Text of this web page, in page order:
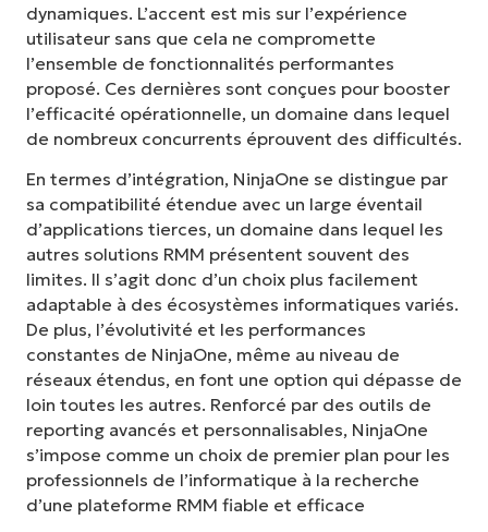
dynamiques. L’accent est mis sur l’expérience
utilisateur sans que cela ne compromette
l’ensemble de fonctionnalités performantes
proposé. Ces dernières sont conçues pour booster
l’efficacité opérationnelle, un domaine dans lequel
de nombreux concurrents éprouvent des difficultés.
En termes d’intégration, NinjaOne se distingue par
sa compatibilité étendue avec un large éventail
d’applications tierces, un domaine dans lequel les
autres solutions RMM présentent souvent des
limites. Il s’agit donc d’un choix plus facilement
adaptable à des écosystèmes informatiques variés.
De plus, l’évolutivité et les performances
constantes de NinjaOne, même au niveau de
réseaux étendus, en font une option qui dépasse de
loin toutes les autres. Renforcé par des outils de
reporting avancés et personnalisables, NinjaOne
s’impose comme un choix de premier plan pour les
professionnels de l’informatique à la recherche
d’une plateforme RMM fiable et efficace